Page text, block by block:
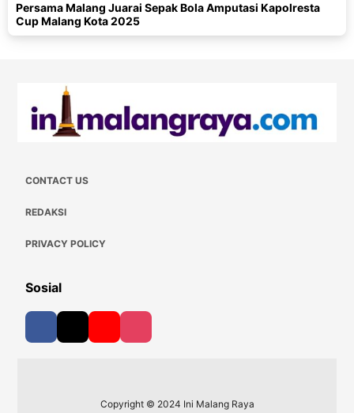
Persama Malang Juarai Sepak Bola Amputasi Kapolresta
Cup Malang Kota 2025
CONTACT US
REDAKSI
PRIVACY POLICY
Sosial
Copyright © 2024 Ini Malang Raya